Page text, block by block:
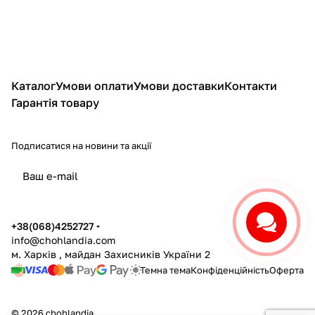
КаталогУмови оплатиУмови доставкиКонтакти
Гарантія товару
Подписатися на новини та акції
+38(068)4252727
info@chohlandia.com
м. Харків , майдан Захисників України 2
Темна темаКонфіденційністьОферта